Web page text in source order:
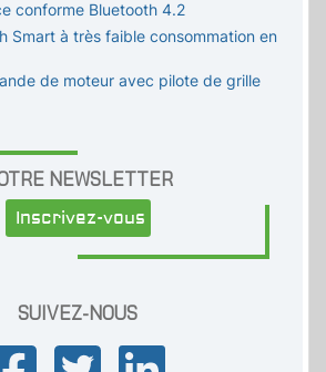
conforme Bluetooth 4.2
Smart à très faible consommation en
de moteur avec pilote de grille
NEWSLETTER
Inscrivez-vous
SUIVEZ-NOUS